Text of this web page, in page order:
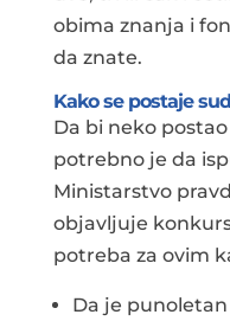
obima znanja i
da znate.
Kako se postaje
Da bi neko
potrebno je da
Ministarstvo
objavljuje
potreba za ovim
Da je